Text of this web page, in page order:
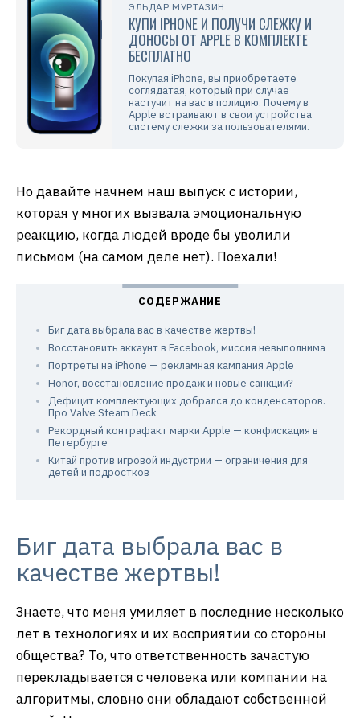
ЭЛЬДАР МУРТАЗИН
КУПИ IPHONE И ПОЛУЧИ СЛЕЖКУ И
ДОНОСЫ ОТ APPLE В КОМПЛЕКТЕ
БЕСПЛАТНО
Покупая iPhone, вы приобретаете
соглядатая, который при случае
настучит на вас в полицию. Почему в
Apple встраивают в свои устройства
систему слежки за пользователями.
Но давайте начнем наш выпуск с истории,
которая у многих вызвала эмоциональную
реакцию, когда людей вроде бы уволили
письмом (на самом деле нет). Поехали!
Биг дата выбрала вас в качестве жертвы!
Восстановить аккаунт в Facebook, миссия невыполнима
Портреты на iPhone — рекламная кампания Apple
Honor, восстановление продаж и новые санкции?
Дефицит комплектующих добрался до конденсаторов.
Про Valve Steam Deck
Рекордный контрафакт марки Apple — конфискация в
Петербурге
Китай против игровой индустрии — ограничения для
детей и подростков
Биг дата выбрала вас в
качестве жертвы!
Знаете, что меня умиляет в последние несколько
лет в технологиях и их восприятии со стороны
общества? То, что ответственность зачастую
перекладывается с человека или компании на
алгоритмы, словно они обладают собственной